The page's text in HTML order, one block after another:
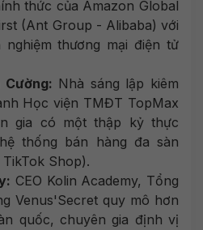
thức của Amazon Global
(Ant Group - Alibaba) với
thương mại điện tử
Cường: Nhà sáng lập kiêm
Học viện TMĐT TopMax
gia có một thập kỷ thực
thống bán hàng đa sàn
Shop).
CEO Kolin Academy, Tổng
Venus'Secret quy mô hơn
quốc, chuyên gia định vị